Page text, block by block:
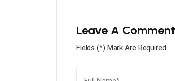
Leave A Comment
Fields (*) Mark Are Required